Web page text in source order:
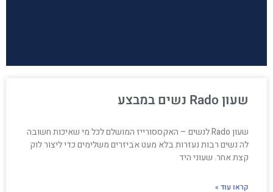
שעון Rado נשים במבצע
שעון Rado לנשים – האקססורייז המושלם לכל מי שאיכות חשובה
לה נשים רבות נעזרות בלא מעט אביזרים משלימים כדי ליצור לוק
קצת אחר. שעוני היד
קראו עוד »